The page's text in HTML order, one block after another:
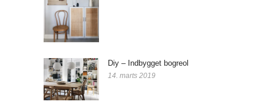
Diy – Indbygget bogreol
14. marts 2019